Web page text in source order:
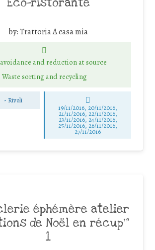
Eco-ristorante
by:Trattoria A casa mia
and reduction at source
Waste sorting and recycling
- Rivoli
19/11/2016, 20/11/2016,
21/11/2016, 22/11/2016,
23/11/2016, 24/11/2016,
25/11/2016, 26/11/2016,
27/11/2016
éphémère atelier
de Noël en récup’”
1